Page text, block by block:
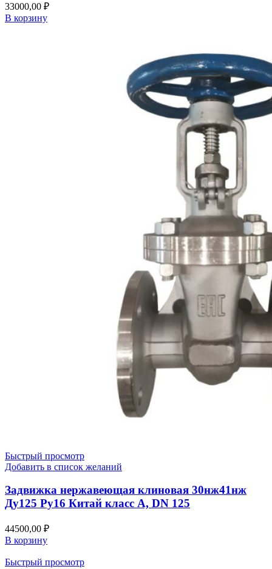
33000,00 ₽
В корзину
Быстрый просмотр
Добавить в список желаний
Задвижка нержавеющая клиновая 30нж41нж
Ду125 Ру16 Китай класс А, DN 125
44500,00 ₽
В корзину
Быстрый просмотр